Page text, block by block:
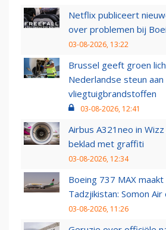
Netflix publiceert
over problemen bij
03-08-2026, 13:22
Brussel geeft groen
Nederlandse steun
vliegtuigbrandstoffen
03-08-2026, 12:41
Airbus A321neo in
beklad met graffiti
03-08-2026, 12:34
Boeing 737 MAX
Tadzjikistan: Somon
03-08-2026, 11:26